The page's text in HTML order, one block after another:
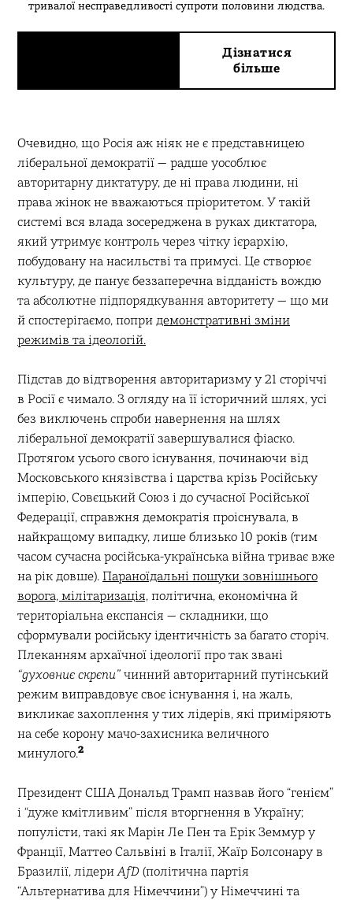
тривалої несправедливості супроти половини людства.
Дізнатися
більше
Очевидно, що Росія аж ніяк не є представницею
ліберальної демократії — радше уособлює
авторитарну диктатуру, де ні права людини, ні
права жінок не вважаються пріоритетом. У такій
системі вся влада зосереджена в руках диктатора,
який утримує контроль через чітку ієрархію,
побудовану на насильстві та примусі. Це створює
культуру, де панує беззаперечна відданість вождю
та абсолютне підпорядкування авторитету — що ми
й спостерігаємо, попридемонстративні зміни
режимів та ідеологій.
Підстав до відтворення авторитаризму у 21 сторіччі
в Росії є чимало. З огляду на її історичний шлях, усі
без виключень спроби навернення на шлях
ліберальної демократії завершувалися фіаско.
Протягом усього свого існування, починаючи від
Московського князівства і царства крізь Російську
імперію, Совєцький Союз і до сучасної Російської
Федерації, справжня демократія проіснувала, в
найкращому випадку, лише близько 10 років (тим
часом сучасна російська-українська війна триває вже
на рік довше). Параноїдальні пошуки зовнішнього
ворога, мілітаризація,політична, економічна й
територіальна експансія — складники, що
сформували російську ідентичність за багато сторіч.
Плеканням архаїчної ідеології про так звані
“духовниє скрєпи”чинний авторитарний путінський
режим виправдовує своє існування і, на жаль,
викликає захоплення у тих лідерів, які приміряють
на себе корону мачо-захисника величного
минулого.2
Президент США Дональд Трамп назвав його “генієм”
і “дуже кмітливим” після вторгнення в Україну;
популісти, такі як Марін Ле Пен та Ерік Земмур у
Франції, Маттео Сальвіні в Італії, Жаїр Болсонару в
Бразилії, лідериAfD(політична партія
“Альтернатива для Німеччини”) у Німеччині та